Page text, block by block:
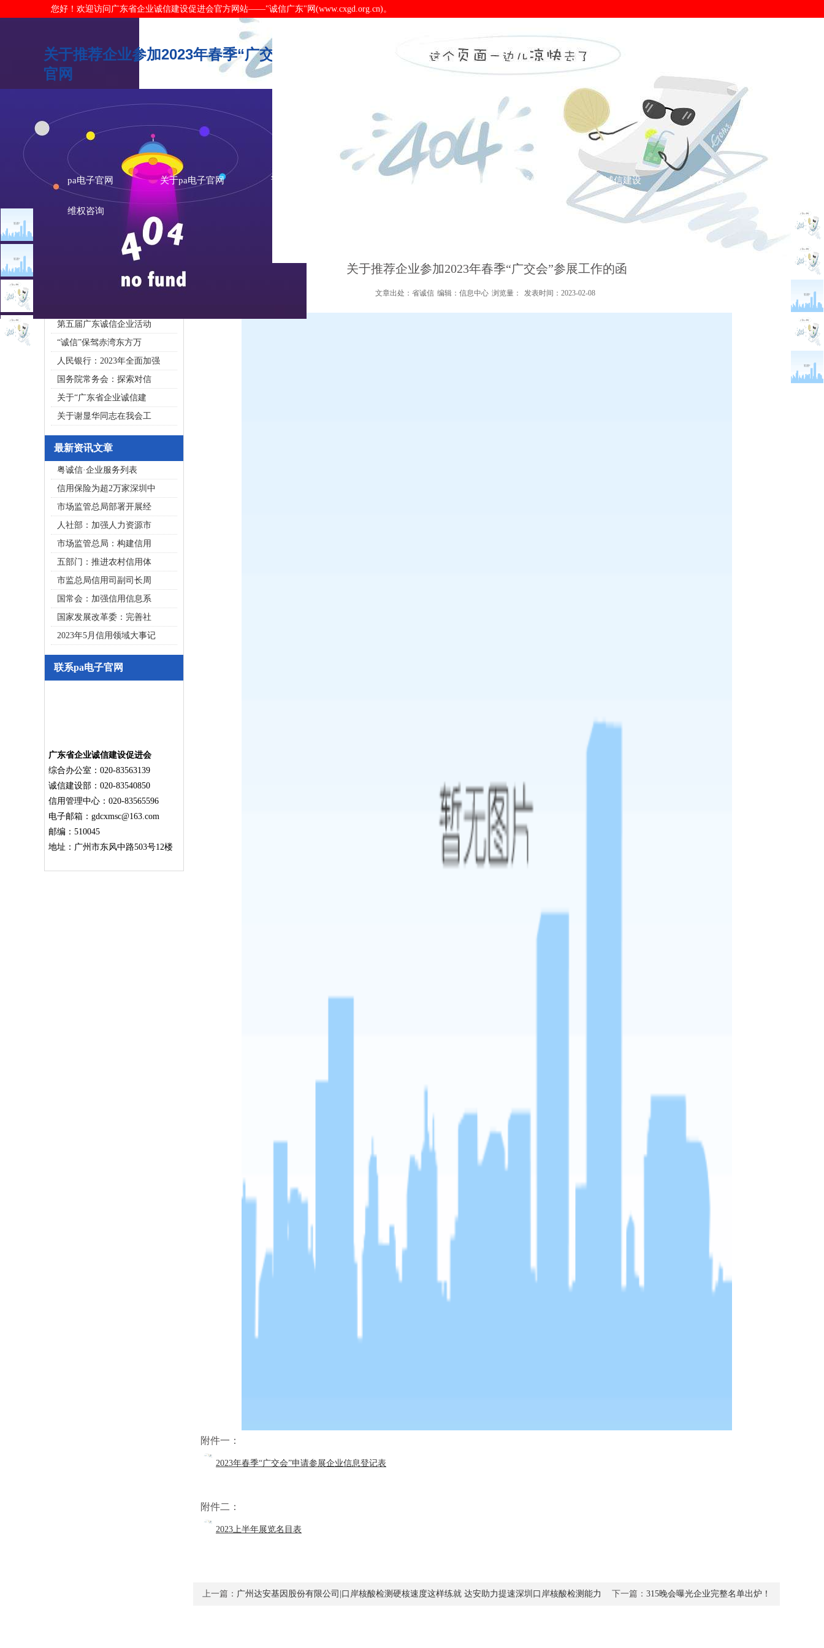
您好！欢迎访问广东省企业诚信建设促进会官方网站——"诚信广东"网(www.cxgd.org.cn)。
关于推荐企业参加2023年春季“广交会”参展工作的函-pa电子
官网
pa电子官网 关于pa电子官网 诚信广东 诚信认证 诚信建设 信用建设
维权咨询
广州市发展改革委关于做
重大突发公共卫生事件一
2020广东省守合同重信用企
第五届广东诚信企业活动
“诚信”保驾赤湾东方万
人民银行：2023年全面加强
国务院常务会：探索对信
关于“广东省企业诚信建
关于谢显华同志在我会工
最新资讯文章
粤诚信·企业服务列表
信用保险为超2万家深圳中
市场监管总局部署开展经
人社部：加强人力资源市
市场监管总局：构建信用
五部门：推进农村信用体
市监总局信用司副司长周
国常会：加强信用信息系
国家发展改革委：完善社
2023年5月信用领域大事记
联系pa电子官网
广东省企业诚信建设促进会
综合办公室：020-83563139
诚信建设部：020-83540850
信用管理中心：020-83565596
电子邮箱： gdcxmsc@163.com
邮编：510045
地址：广州市东风中路503号12楼
您的位置： > 促进会动态
关于推荐企业参加2023年春季“广交会”参展工作的函
文章出处：省诚信 编辑：信息中心 浏览量： 发表时间：2023-02-08
附件一：
2023年春季“广交会”申请参展企业信息登记表
附件二：
2023上半年展览名目表
下一篇： 315晚会曝光企业完整名单出炉！
上一篇： 广州达安基因股份有限公司|口岸核酸检测硬核速度这样练就 达安助力提速深圳口岸核酸检测能力